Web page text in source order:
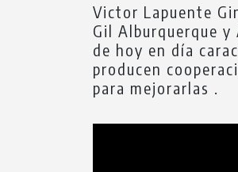
Victor Lapuente
Gil Alburquerque
de hoy en día
producen
para mejorarlas .